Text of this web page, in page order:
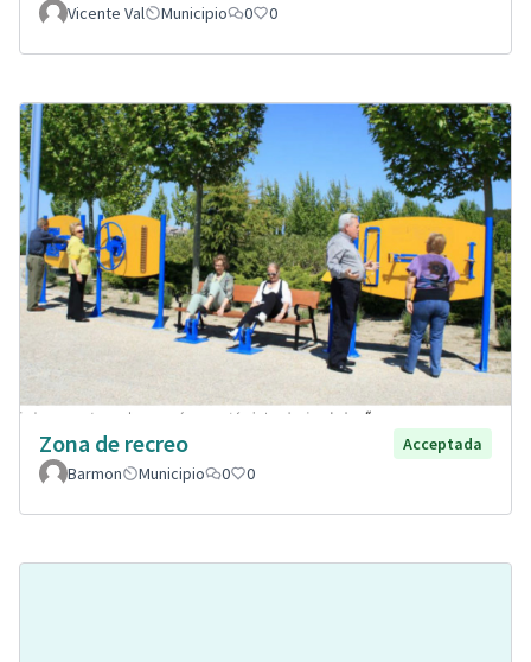
Vicente Val Municipio 0 0
Zona de recreo
Acceptada
Barmon
Municipio 0 0